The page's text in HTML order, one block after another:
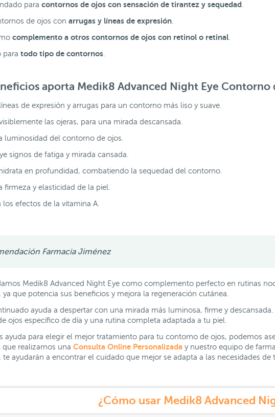
para contornos de ojos con sensación de tirantez y sequedad
de ojos con arrugas y líneas de expresión
complemento a otros contornos de ojos con retinol o retinal
para todo tipo de contornos
aporta Medik8 Advanced Night Eye Contorno
de expresión y arrugas para un contorno más liso y suave.
las ojeras, para una mirada descansada.
luminosidad del contorno de ojos.
signos de fatiga y mirada cansada.
en profundidad, combatiendo la sequedad del contorno.
firmeza y elasticidad de la piel.
los efectos de la vitamina A.
Farmacia Jiménez
Medik8 Advanced Night Eye como complemento perfecto en rutinas
ya que potencia sus beneficios y mejora la regeneración cutánea.
ayuda a despertar con una mirada más luminosa, firme y
ojos específico de día y una rutina completa adaptada a tu piel.
ayuda para elegir el mejor tratamiento para tu contorno de ojos, podemos
que realizarnos una Consulta Online Personalizada y nuestro equipo de
te ayudarán a encontrar el cuidado que mejor se adapta a las necesidades de
¿Cómo usar Medik8 Advanced